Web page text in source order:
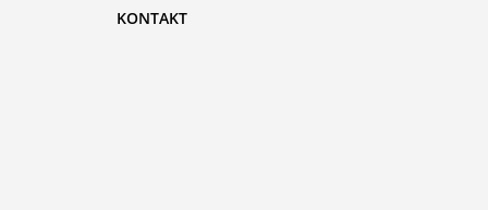
KONTAKT